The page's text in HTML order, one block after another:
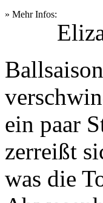
» Mehr Infos:
ein paar
zerreißt
was die